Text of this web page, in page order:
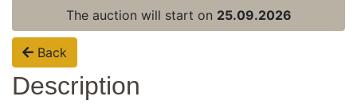
The auction will start on 25.09.2026
Back
Description